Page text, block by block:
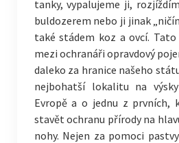
tanky, vypalujeme ji,
buldozerem nebo ji jinak
také stádem koz a ovcí.
mezi ochranáři opravdový
daleko za hranice našeho
nejbohatší lokalitu na
Evropě a o jednu z prvních,
stavět ochranu přírody na
nohy. Nejen za pomoci